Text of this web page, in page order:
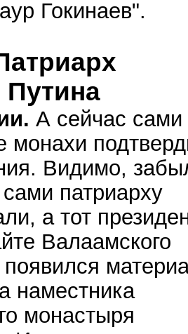
Гокинаев".
А сейчас сами
монахи
Видимо,
патриарху
а тот
Валаамского
наместника
монастыря